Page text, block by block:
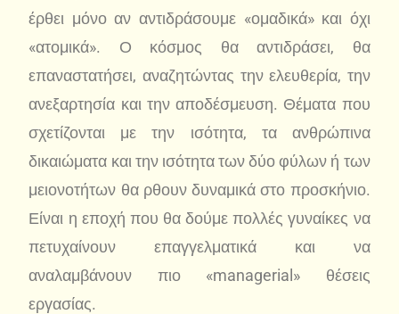
έρθει μόνο αν αντιδράσουμε «ομαδικά» και όχι
«ατομικά». Ο κόσμος θα αντιδράσει, θα
επαναστατήσει, αναζητώντας την ελευθερία, την
ανεξαρτησία και την αποδέσμευση. Θέματα που
σχετίζονται με την ισότητα, τα ανθρώπινα
δικαιώματα και την ισότητα των δύο φύλων ή των
μειονοτήτων θα ρθουν δυναμικά στο προσκήνιο.
Είναι η εποχή που θα δούμε πολλές γυναίκες να
πετυχαίνουν επαγγελματικά και να
αναλαμβάνουν πιο «managerial» θέσεις
εργασίας.